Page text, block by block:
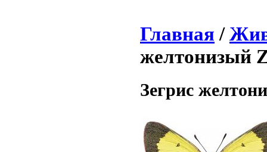
Главная /
желтонизый
Зегрис